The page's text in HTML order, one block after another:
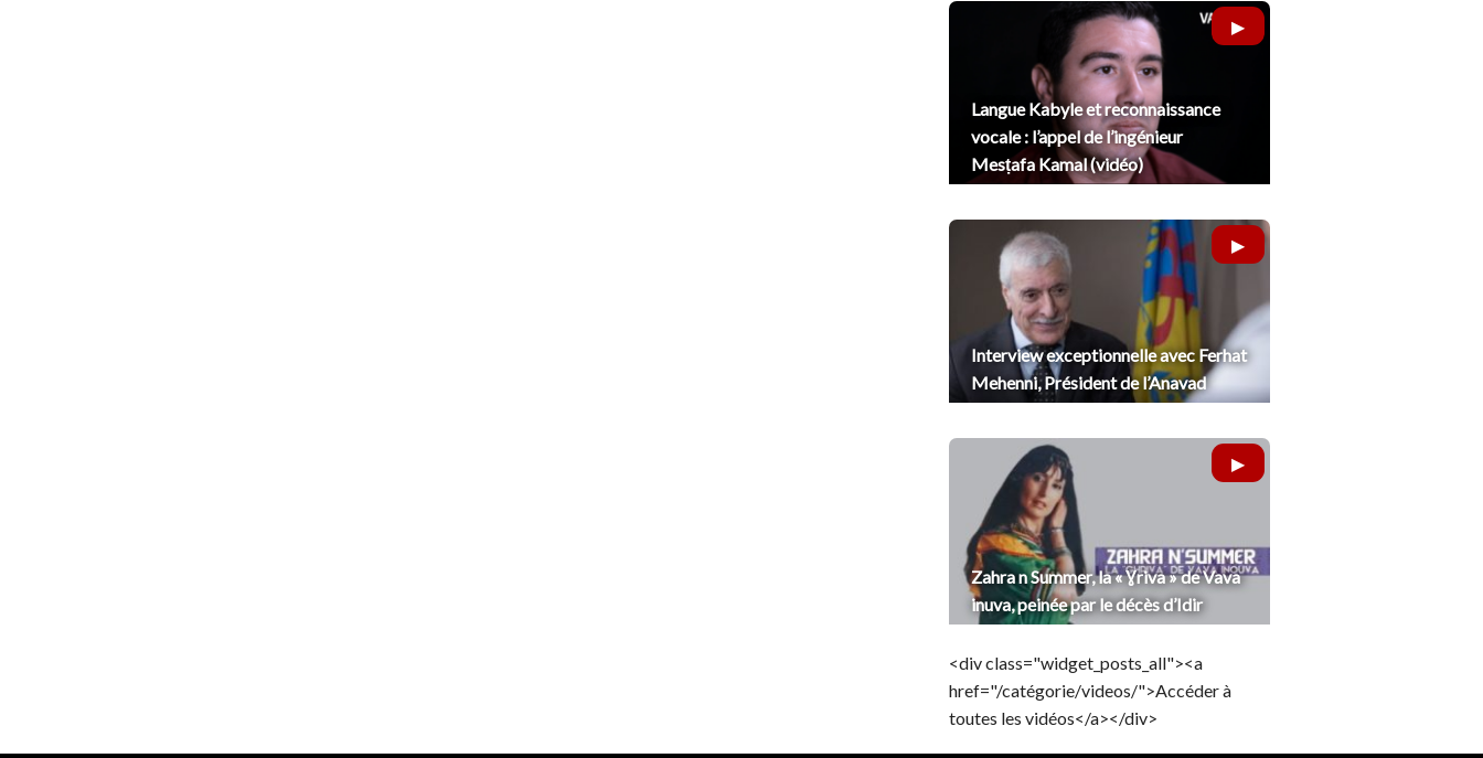
Langue Kabyle et reconnaissance
vocale : l’appel de l’ingénieur
Mesṭafa Kamal (vidéo)
Interview exceptionnelle avec Ferhat
Mehenni, Président de l’Anavad
Zahra n Summer, la « Ɣriva » de Vava
inuva, peinée par le décès d’Idir
<div class="widget_posts_all"><a
href="/catégorie/videos/">Accéder à
toutes les vidéos</a></div>